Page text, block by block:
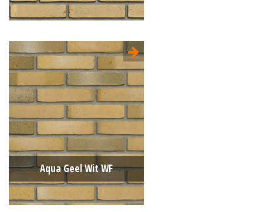
Wasserstrich (Aqua)
Formaat:
Waalformaat (WF)
210x100x50
Structuur:
Egaal
Kleur:
Geel
Aqua Geel Wit WF